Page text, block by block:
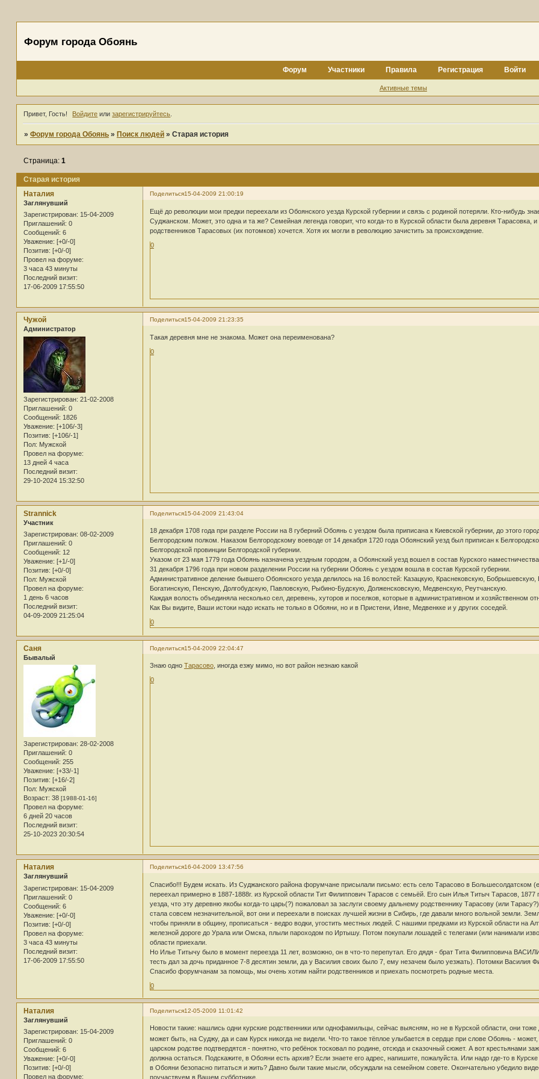
Форум города Обоянь
Форум Участники Правила Регистрация Войти
Активные темы
Привет, Гость! Войдите илизарегистрируйтесь
» Форум города Обоянь » Поиск людей » Старая история
Старая история
Страница: 1
Поделиться15-04-2009 21:00:19
Наталия
Заглянувший
Зарегистрирован: 15-04-2009
Приглашений: 0
Сообщений: 6
Уважение: [+0/-0]
Позитив: [+0/-0]
Провел на форуме:
3 часа 43 минуты
Последний визит:
17-06-2009 17:55:50
Ещё до революции мои предки переехали из Обоянского уезда Курской губернии и связь с родиной потеряли. Кто-нибудь
Суджанском. Может, это одна и та же? Семейная легенда говорит, что когда-то в Курской области была деревня
родственников Тарасовых (их потомков) хочется. Хотя их могли в революцию зачистить за происхождение.
0
Поделиться15-04-2009 21:23:35
Чужой
Администратор
Зарегистрирован: 21-02-2008
Приглашений: 0
Сообщений: 1826
Уважение: [+106/-3]
Позитив: [+106/-1]
Пол: Мужской
Провел на форуме:
13 дней 4 часа
Последний визит:
29-10-2024 15:32:50
Такая деревня мне не знакома. Может она переименована?
0
Поделиться15-04-2009 21:43:04
Strannick
Участник
Зарегистрирован: 08-02-2009
Приглашений: 0
Сообщений: 12
Уважение: [+1/-0]
Позитив: [+0/-0]
Пол: Мужской
Провел на форуме:
1 день 6 часов
Последний визит:
04-09-2009 21:25:04
18 декабря 1708 года при разделе России на 8 губерний Обоянь с уездом была приписана к Киевской губернии, до этого
Белгородским полком. Наказом Белгородскому воеводе от 14 декабря 1720 года Обоянский уезд был приписан к
Белгородской провинции Белгородской губернии.
Указом от 23 мая 1779 года Обоянь назначена уездным городом, а Обоянский уезд вошел в состав Курского
31 декабря 1796 года при новом разделении России на губернии Обоянь с уездом вошла в состав Курской губернии.
Административное деление бывшего Обоянского уезда делилось на 16 волостей: Казацкую, Краснековскую,
Богатинскую, Пенскую, Долгобудскую, Павловскую, Рыбино-Будскую, Долженсковскую, Медвенскую, Реутчанскую.
Каждая волость объединяла несколько сел, деревень, хуторов и поселков, которые в административном и хозяйственном
Как Вы видите, Ваши истоки надо искать не только в Обояни, но и в Пристени, Ивне, Медвенкке и у других соседей.
0
Поделиться15-04-2009 22:04:47
Саня
Бывалый
Зарегистрирован: 28-02-2008
Приглашений: 0
Сообщений: 255
Уважение: [+33/-1]
Позитив: [+16/-2]
Пол: Мужской
Возраст: 38 [1988-01-16]
Провел на форуме:
6 дней 20 часов
Последний визит:
25-10-2023 20:30:54
Знаю одно Тарасово, иногда езжу мимо, но вот район незнаю какой
0
Поделиться16-04-2009 13:47:56
Наталия
Заглянувший
Зарегистрирован: 15-04-2009
Приглашений: 0
Сообщений: 6
Уважение: [+0/-0]
Позитив: [+0/-0]
Провел на форуме:
3 часа 43 минуты
Последний визит:
17-06-2009 17:55:50
Спасибо!!! Будем искать. Из Суджанского района форумчане присылали письмо: есть село Тарасово в Большесолдатском
переехал примерно в 1887-1888г. из Курской области Тит Филиппович Тарасов с семьёй. Его сын Илья Титыч Тарасов, 1877
уезда, что эту деревню якобы когда-то царь(?) пожаловал за заслуги своему дальнему родственнику Тарасову (или
стала совсем незначительной, вот они и переехали в поисках лучшей жизни в Сибирь, где давали много вольной земли.
чтобы приняли в общину, прописаться - ведро водки, угостить местных людей. С нашими предками из Курской области на
железной дороге до Урала или Омска, плыли пароходом по Иртышу. Потом покупали лошадей с телегами (или нанимали
области приехали.
Но Илье Титычу было в момент переезда 11 лет, возможно, он в что-то перепутал. Его дядя - брат Тита Филипповича
тесть дал за дочь приданное 7-8 десятин земли, да у Василия своих было 7, ему незачем было уезжать). Потомки Василия
Спасибо форумчанам за помощь, мы очень хотим найти родственников и приехать посмотреть родные места.
0
Поделиться12-05-2009 11:01:42
Наталия
Заглянувший
Зарегистрирован: 15-04-2009
Приглашений: 0
Сообщений: 6
Уважение: [+0/-0]
Позитив: [+0/-0]
Провел на форуме:
Новости такие: нашлись одни курские родственники или однофамильцы, сейчас выясням, но не в Курской области, они
может быть, на Суджу, да и сам Курск никогда не видели. Что-то такое тёплое улыбается в сердце при слове Обоянь -
царском родстве подтвердятся - понятно, что ребёнок тосковал по родине, отсюда и сказочный сюжет. А вот крестьянами
должна остаться. Подскажите, в Обояни есть архив? Если знаете его адрес, напишите, пожалуйста. Или надо где-то в
в Обояни безопасно питаться и жить? Давно были такие мысли, обсуждали на семейном совете. Окончательно убедило
поучаствуем в Вашем субботнике.